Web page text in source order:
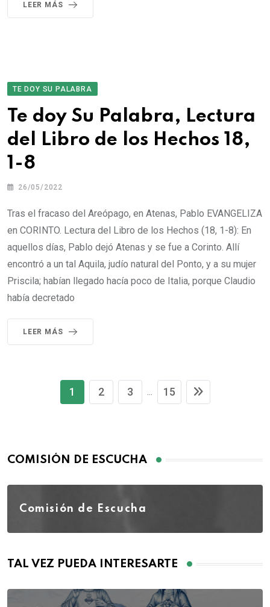
LEER MÁS
TE DOY SU PALABRA
Te doy Su Palabra, Lectura
del Libro de los Hechos 18,
1-8
26/05/2022
Tras el fracaso del Areópago, en Atenas, Pablo EVANGELIZA
en CORINTO. Lectura del Libro de los Hechos (18, 1-8): En
aquellos días, Pablo dejó Atenas y se fue a Corinto. Allí
encontró a un tal Aquila, judío natural del Ponto, y a su mujer
Priscila; habían llegado hacía poco de Italia, porque Claudio
había decretado
LEER MÁS
1 2 3 ... 15
COMISIÓN DE ESCUCHA
Comisión de Escucha
TAL VEZ PUEDA INTERESARTE